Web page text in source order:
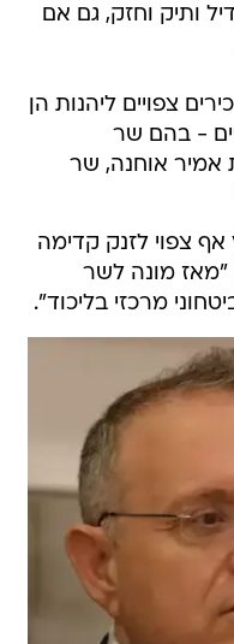
ותיק וחזק, גם אם
צפויים ליהנות הן
- בהם שר
אמיר אוחנה, שר
צפוי לזנק קדימה
מונה לשר
מרכזי בליכוד".